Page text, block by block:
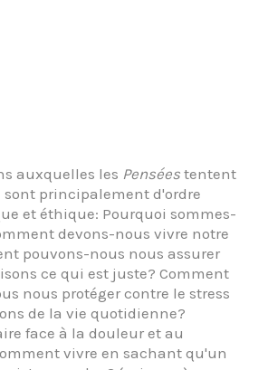
auxquelles les Pensées tentent
sont principalement d'ordre
et éthique: Pourquoi sommes-
devons-nous vivre notre
pouvons-nous nous assurer
ce qui est juste? Comment
nous protéger contre le stress
de la vie quotidienne?
face à la douleur et au
vivre en sachant qu'un